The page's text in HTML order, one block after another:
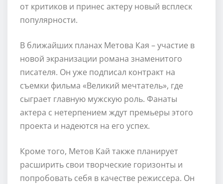
от критиков и принес актеру новый всплеск
популярности.
В ближайших планах Метова Кая – участие в
новой экранизации романа знаменитого
писателя. Он уже подписал контракт на
съемки фильма «Великий мечтатель», где
сыграет главную мужскую роль. Фанаты
актера с нетерпением ждут премьеры этого
проекта и надеются на его успех.
Кроме того, Метов Кай также планирует
расширить свои творческие горизонты и
попробовать себя в качестве режиссера. Он